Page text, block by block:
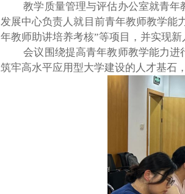
教学质量管理与评估办公室就青
发展中心负责人就目前青年教师教学能
年教师助讲培养考核”等项目，并实现
会议围绕提高青年教师教学能力进
筑牢高水平应用型大学建设的人才基石，